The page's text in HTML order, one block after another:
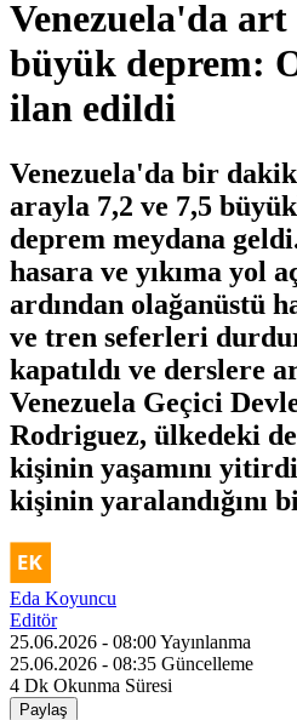
Venezuela'da
büyük deprem:
ilan edildi
Venezuela'da bir
arayla 7,2 ve 7,5
deprem meydana
hasara ve yıkıma yol
ardından olağanüstü
ve tren seferleri
kapatıldı ve derslere
Venezuela Geçici
Rodriguez, ülkedeki
kişinin yaşamını
kişinin yaralandığını
Eda Koyuncu
Editör
25.06.2026 - 08:00Yayınlanma
25.06.2026 - 08:35 Güncelleme
4 Dk Okunma Süresi
Paylaş